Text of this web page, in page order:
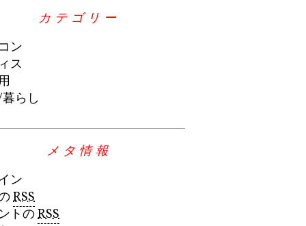
カテゴリー
ン
ス
らし
メタ情報
ン
RSS
トのRSS